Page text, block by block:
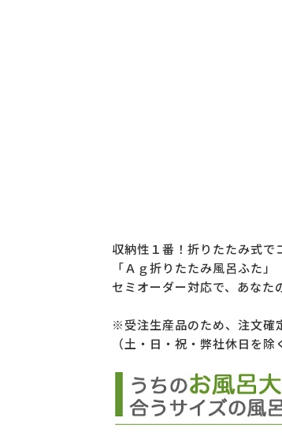
収納性１番！折りたたみ式で
「Ａｇ折りたたみ風呂ふた」
セミオーダー対応で、あなた
※受注生産品のため、注文確
（土・日・祝・弊社休日を除